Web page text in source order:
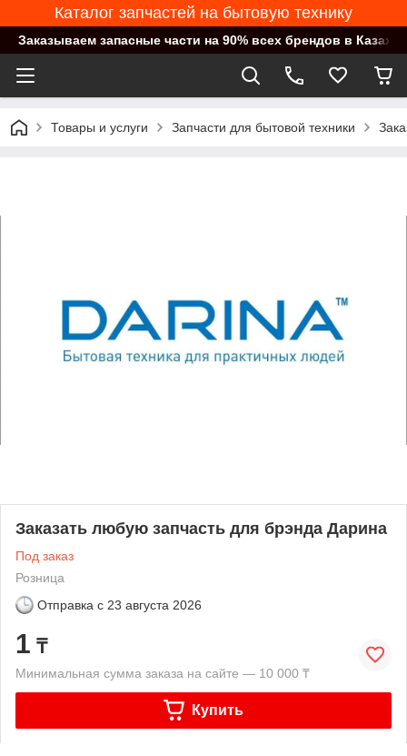
Каталог запчастей на бытовую технику
Заказываем запасные части на 90% всех брендов в
Товары и услуги Запчасти для бытовой техники
Заказать любую запчасть для брэнда Дарина
Под заказ
Розница
Отправка с 23 августа 2026
1 ₸
Минимальная сумма заказа на сайте — 10 000 ₸
Купить